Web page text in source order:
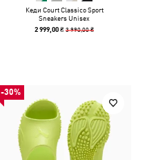
Кеди Court Classico Sport
Sneakers Unisex
2 999,00 ₴3 990,00 ₴
-30%